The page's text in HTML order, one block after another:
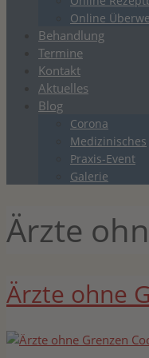
Online
Behandlung
Termine
Kontakt
Aktuelles
Blog
Corona
Medizinisches
Praxis-Event
Galerie
Ärzte
Ärzte ohne